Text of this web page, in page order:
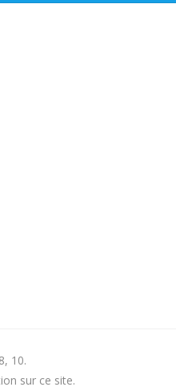
10.
sur ce site.